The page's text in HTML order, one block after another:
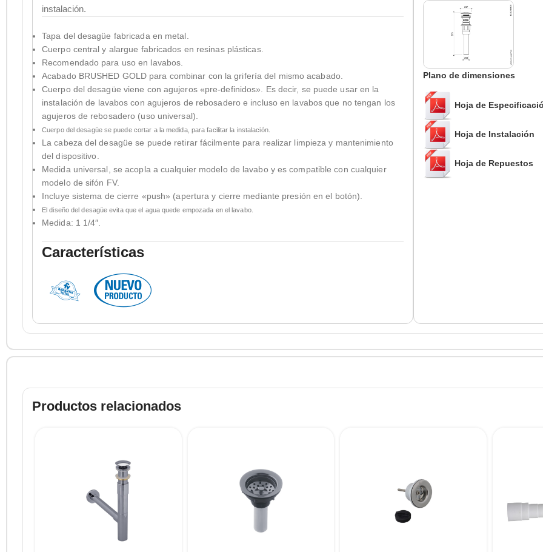
instalación.
Tapa del desagüe fabricada en metal.
Cuerpo central y alargue fabricados en resinas plásticas.
Recomendado para uso en lavabos.
Acabado BRUSHED GOLD para combinar con la grifería del mismo acabado.
Cuerpo del desagüe viene con agujeros «pre-definidos». Es decir, se puede usar en la
instalación de lavabos con agujeros de rebosadero e incluso en lavabos que no tengan los
agujeros de rebosadero (uso universal).
Cuerpo del desagüe se puede cortar a la medida, para facilitar la instalación.
La cabeza del desagüe se puede retirar fácilmente para realizar limpieza y mantenimiento
del dispositivo.
Medida universal, se acopla a cualquier modelo de lavabo y es compatible con cualquier
modelo de sifón FV.
Incluye sistema de cierre «push» (apertura y cierre mediante presión en el botón).
El diseño del desagüe evita que el agua quede empozada en el lavabo.
Medida: 1 1/4″.
Características
Plano de dimensiones
Hoja de
Hoja de Instalación
Hoja de Repuestos
Productos relacionados